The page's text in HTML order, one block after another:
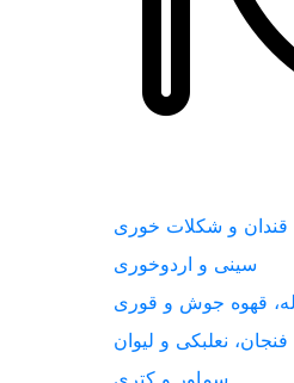
قندان و شکلات خوری
سینی و اردوخوری
قهوه جوش و قوری
فنجان، نعلبکی و لیوان
سماور و کتری